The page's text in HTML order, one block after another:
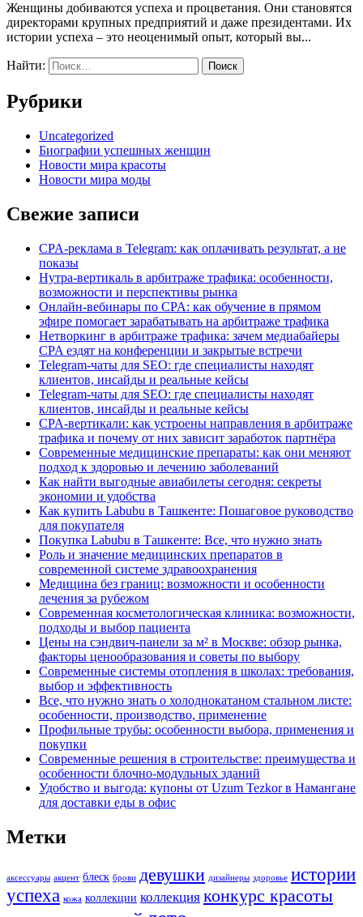
Женщины добиваются успеха и процветания. Они становятся
директорами крупных предприятий и даже президентами. Их
истории успеха – это неоценимый опыт, который вы...
Найти:
Рубрики
Uncategorized
Биографии успешных женщин
Новости мира красоты
Новости мира моды
Свежие записи
CPA-реклама в Telegram: как оплачивать результат, а не
показы
Нутра-вертикаль в арбитраже трафика: особенности,
возможности и перспективы рынка
Онлайн-вебинары по CPA: как обучение в прямом
эфире помогает зарабатывать на арбитраже трафика
Нетворкинг в арбитраже трафика: зачем медиабайеры
CPA ездят на конференции и закрытые встречи
Telegram-чаты для SEO: где специалисты находят
клиентов, инсайды и реальные кейсы
Telegram-чаты для SEO: где специалисты находят
клиентов, инсайды и реальные кейсы
CPA-вертикали: как устроены направления в арбитраже
трафика и почему от них зависит заработок партнёра
Современные медицинские препараты: как они меняют
подход к здоровью и лечению заболеваний
Как найти выгодные авиабилеты сегодня: секреты
экономии и удобства
Как купить Labubu в Ташкенте: Пошаговое руководство
для покупателя
Покупка Labubu в Ташкенте: Все, что нужно знать
Роль и значение медицинских препаратов в
современной системе здравоохранения
Медицина без границ: возможности и особенности
лечения за рубежом
Современная косметологическая клиника: возможности,
подходы и выбор пациента
Цены на сэндвич-панели за м² в Москве: обзор рынка,
факторы ценообразования и советы по выбору
Современные системы отопления в школах: требования,
выбор и эффективность
Все, что нужно знать о холоднокатаном стальном листе:
особенности, производство, применение
Профильные трубы: особенности выбора, применения и
покупки
Современные решения в строительстве: преимущества и
особенности блочно-модульных зданий
Удобство и выгода: купоны от Uzum Tezkor в Намангане
для доставки еды в офис
Метки
аксессуары акцент блеск брови девушки дизайнеры здоровье истории
успеха кожа коллекции коллекция конкурс красоты